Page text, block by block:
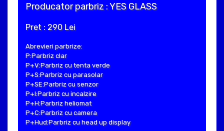
Producator parbriz : YES GLASS
Pret : 290 Lei
Abrevieri parbrize:
P:Parbriz clar
P+V:Parbriz cu tenta verde
P+S:Parbriz cu parasolar
P+SE:Parbriz cu senzor
P+I:Parbriz cu incalzire
P+H:Parbriz heliomat
P+C:Parbriz cu camera
P+Hud:Parbriz cu head up display